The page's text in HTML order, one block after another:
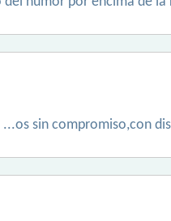
sin compromiso,con